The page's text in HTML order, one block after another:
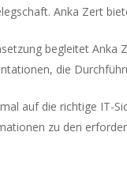
Anka Zert
begleitet Anka
die
auf die richtige IT-
zu den